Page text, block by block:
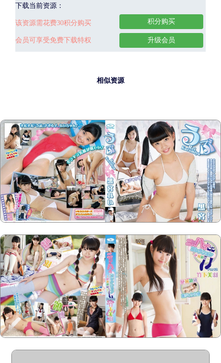
下载当前资源：
该资源需花费30积分购买
会员可享受免费下载特权
积分购买
升级会员
相似资源